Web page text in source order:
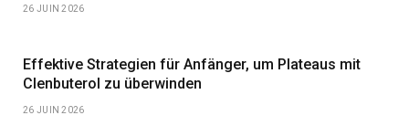
26 JUIN 2026
Effektive Strategien für Anfänger, um Plateaus mit
Clenbuterol zu überwinden
26 JUIN 2026